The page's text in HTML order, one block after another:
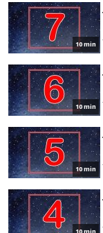
10 min
10 min
10 min